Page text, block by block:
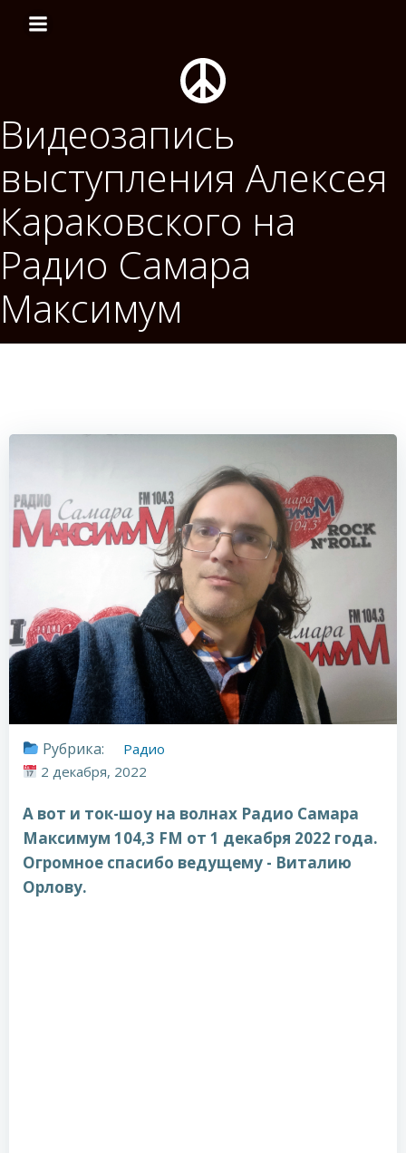
содержимому
Видеозапись
выступления Алексея
Караковского на
Радио Самара
Максимум
Рубрика:
Радио
2 декабря, 2022
А вот и ток-шоу на волнах Радио Самара
Максимум 104,3 FM от 1 декабря 2022 года.
Огромное спасибо ведущему - Виталию
Орлову.